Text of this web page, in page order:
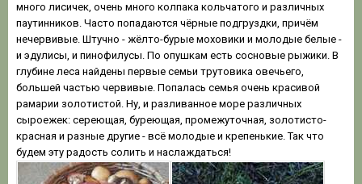
много лисичек, очень много колпака кольчатого и различных
паутинников. Часто попадаются чёрные подгруздки, причём
нечервивые. Штучно - жёлто-бурые моховики и молодые белые -
и эдулисы, и пинофилусы. По опушкам есть сосновые рыжики. В
глубине леса найдены первые семьи трутовика овечьего,
большей частью червивые. Попалась семья очень красивой
рамарии золотистой. Ну, и разливанное море различных
сыроежек: сереющая, буреющая, промежуточная, золотисто-
красная и разные другие - всё молодые и крепенькие. Так что
будем эту радость солить и наслаждаться!